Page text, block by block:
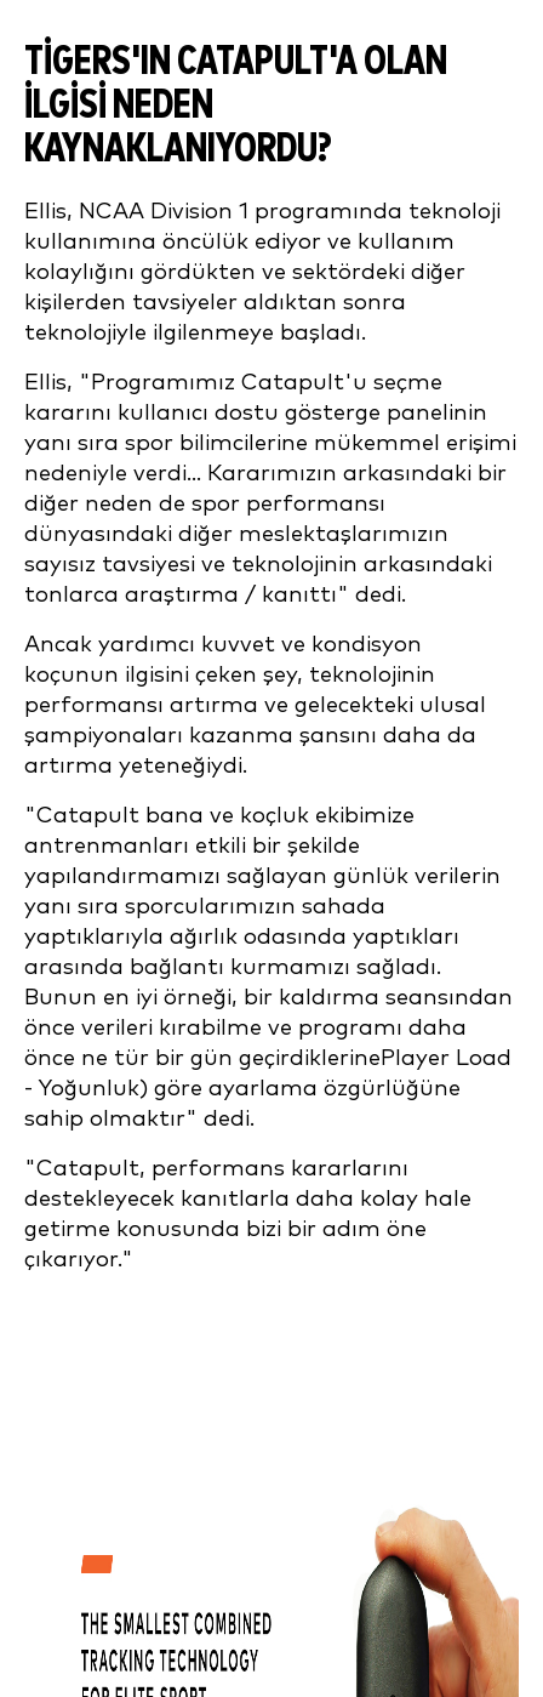
TIGERS'IN CATAPULT'A OLAN
ILGISI NEDEN
KAYNAKLANIYORDU?
Ellis, NCAA Division 1 programında teknoloji
kullanımına öncülük ediyor ve kullanım
kolaylığını gördükten ve sektördeki diğer
kişilerden tavsiyeler aldıktan sonra
teknolojiyle ilgilenmeye başladı.
Ellis, "Programımız Catapult'u seçme
kararını kullanıcı dostu gösterge panelinin
yanı sıra spor bilimcilerine mükemmel erişimi
nedeniyle verdi... Kararımızın arkasındaki bir
diğer neden de spor performansı
dünyasındaki diğer meslektaşlarımızın
sayısız tavsiyesi ve teknolojinin arkasındaki
tonlarca araştırma / kanıttı" dedi.
Ancak yardımcı kuvvet ve kondisyon
koçunun ilgisini çeken şey, teknolojinin
performansı artırma ve gelecekteki ulusal
şampiyonaları kazanma şansını daha da
artırma yeteneğiydi.
"Catapult bana ve koçluk ekibimize
antrenmanları etkili bir şekilde
yapılandırmamızı sağlayan günlük verilerin
yanı sıra sporcularımızın sahada
yaptıklarıyla ağırlık odasında yaptıkları
arasında bağlantı kurmamızı sağladı.
Bunun en iyi örneği, bir kaldırma seansından
önce verileri kırabilme ve programı daha
önce ne tür bir gün geçirdiklerinePlayer Load
- Yoğunluk) göre ayarlama özgürlüğüne
sahip olmaktır" dedi.
"Catapult, performans kararlarını
destekleyecek kanıtlarla daha kolay hale
getirme konusunda bizi bir adım öne
çıkarıyor."